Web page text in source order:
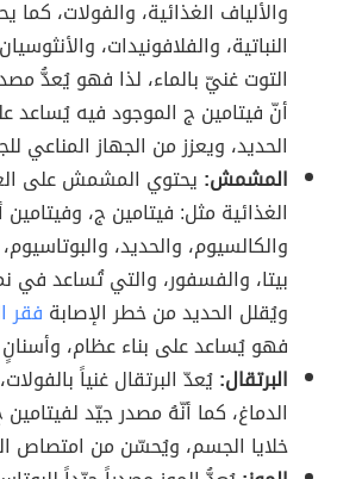
والألياف الغذائية، والفولات، كما
النباتية، والفلافونيدات،
التوت غنيّ بالماء، لذا فهو يُعدُّ
أنّ فيتامين ج الموجود فيه يُساعد
الحديد، ويعزز من الجهاز المناعي
المشمش: يحتوي المشمش على
الغذائية مثل: فيتامين ج، وفيتامين
والكالسيوم، والحديد،
بيتا، والفسفور، والتي تُساعد في
ويُقلل الحديد من خطر الإصابة فقر
فهو يُساعد على بناء عظام،
البرتقال:يُعدّ البرتقال غنياً
الدماغ، كما أنّهُ مصدر جيّد
خلايا الجسم، ويُحسّن من امتصاص